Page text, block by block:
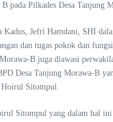
pada Pilkades Desa Tanjung
Kadus, Jefri Hamdani, SHI
dan tugas pokok dan
B juga diawasi
Desa Tanjung Morawa-B
Hoirul Sitompul.
Sitompul yang dalam hal